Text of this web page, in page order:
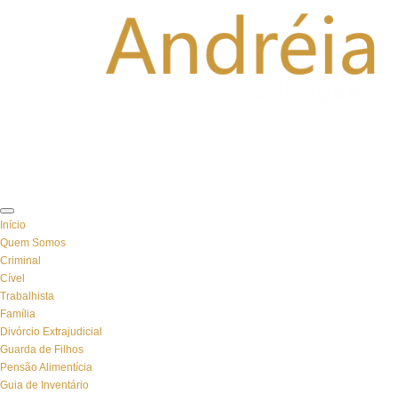
Início
Quem Somos
Criminal
Cível
Trabalhista
Família
Divórcio Extrajudicial
Guarda de Filhos
Pensão Alimentícia
Guia de Inventário